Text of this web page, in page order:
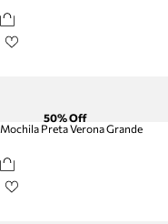
50% Off
Mochila Preta Verona Grande